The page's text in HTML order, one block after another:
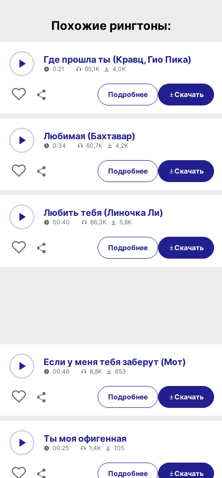
Похожие рингтоны:
0:21
Где прошла ты (Кравц, Гио Пика)
0:21 65,1K 4,0K
Подробнее Скачать
0:34
Любимая (Бахтавар)
0:34 60,7K 4,2K
Подробнее Скачать
00:40
Любить тебя (Линочка Ли)
00:40 86,3K 5,8K
Подробнее Скачать
00:46
Если у меня тебя заберут (Мот)
00:46 8,8K 653
Подробнее Скачать
00:25
Ты моя офигенная
00:25 1,4K 105
Подробнее Скачать